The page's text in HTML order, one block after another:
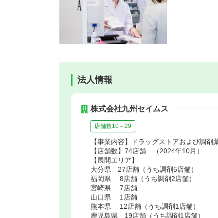
法人情報
株式会社九州セイムス
店舗数10～29
【事業内容】ドラッグストアおよび調剤
【店舗数】74店舗 （2024年10月）
【展開エリア】
大分県 27店舗（うち調剤5店舗）
福岡県 8店舗（うち調剤2店舗）
宮崎県 7店舗
山口県 1店舗
熊本県 12店舗（うち調剤1店舗）
鹿児島県 19店舗（うち調剤1店舗）